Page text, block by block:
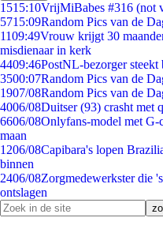
1515:10VrijMiBabes #316 (not
5715:09Random Pics van de
1109:49Vrouw krijgt 30
misdienaar in kerk
4409:46PostNL-bezorger
3500:07Random Pics van de
1907/08Random Pics van de
4006/08Duitser (93) crasht met
6606/08Onlyfans-model met
maan
1206/08Capibara's lopen
binnen
2406/08Zorgmedewerkster die
ontslagen